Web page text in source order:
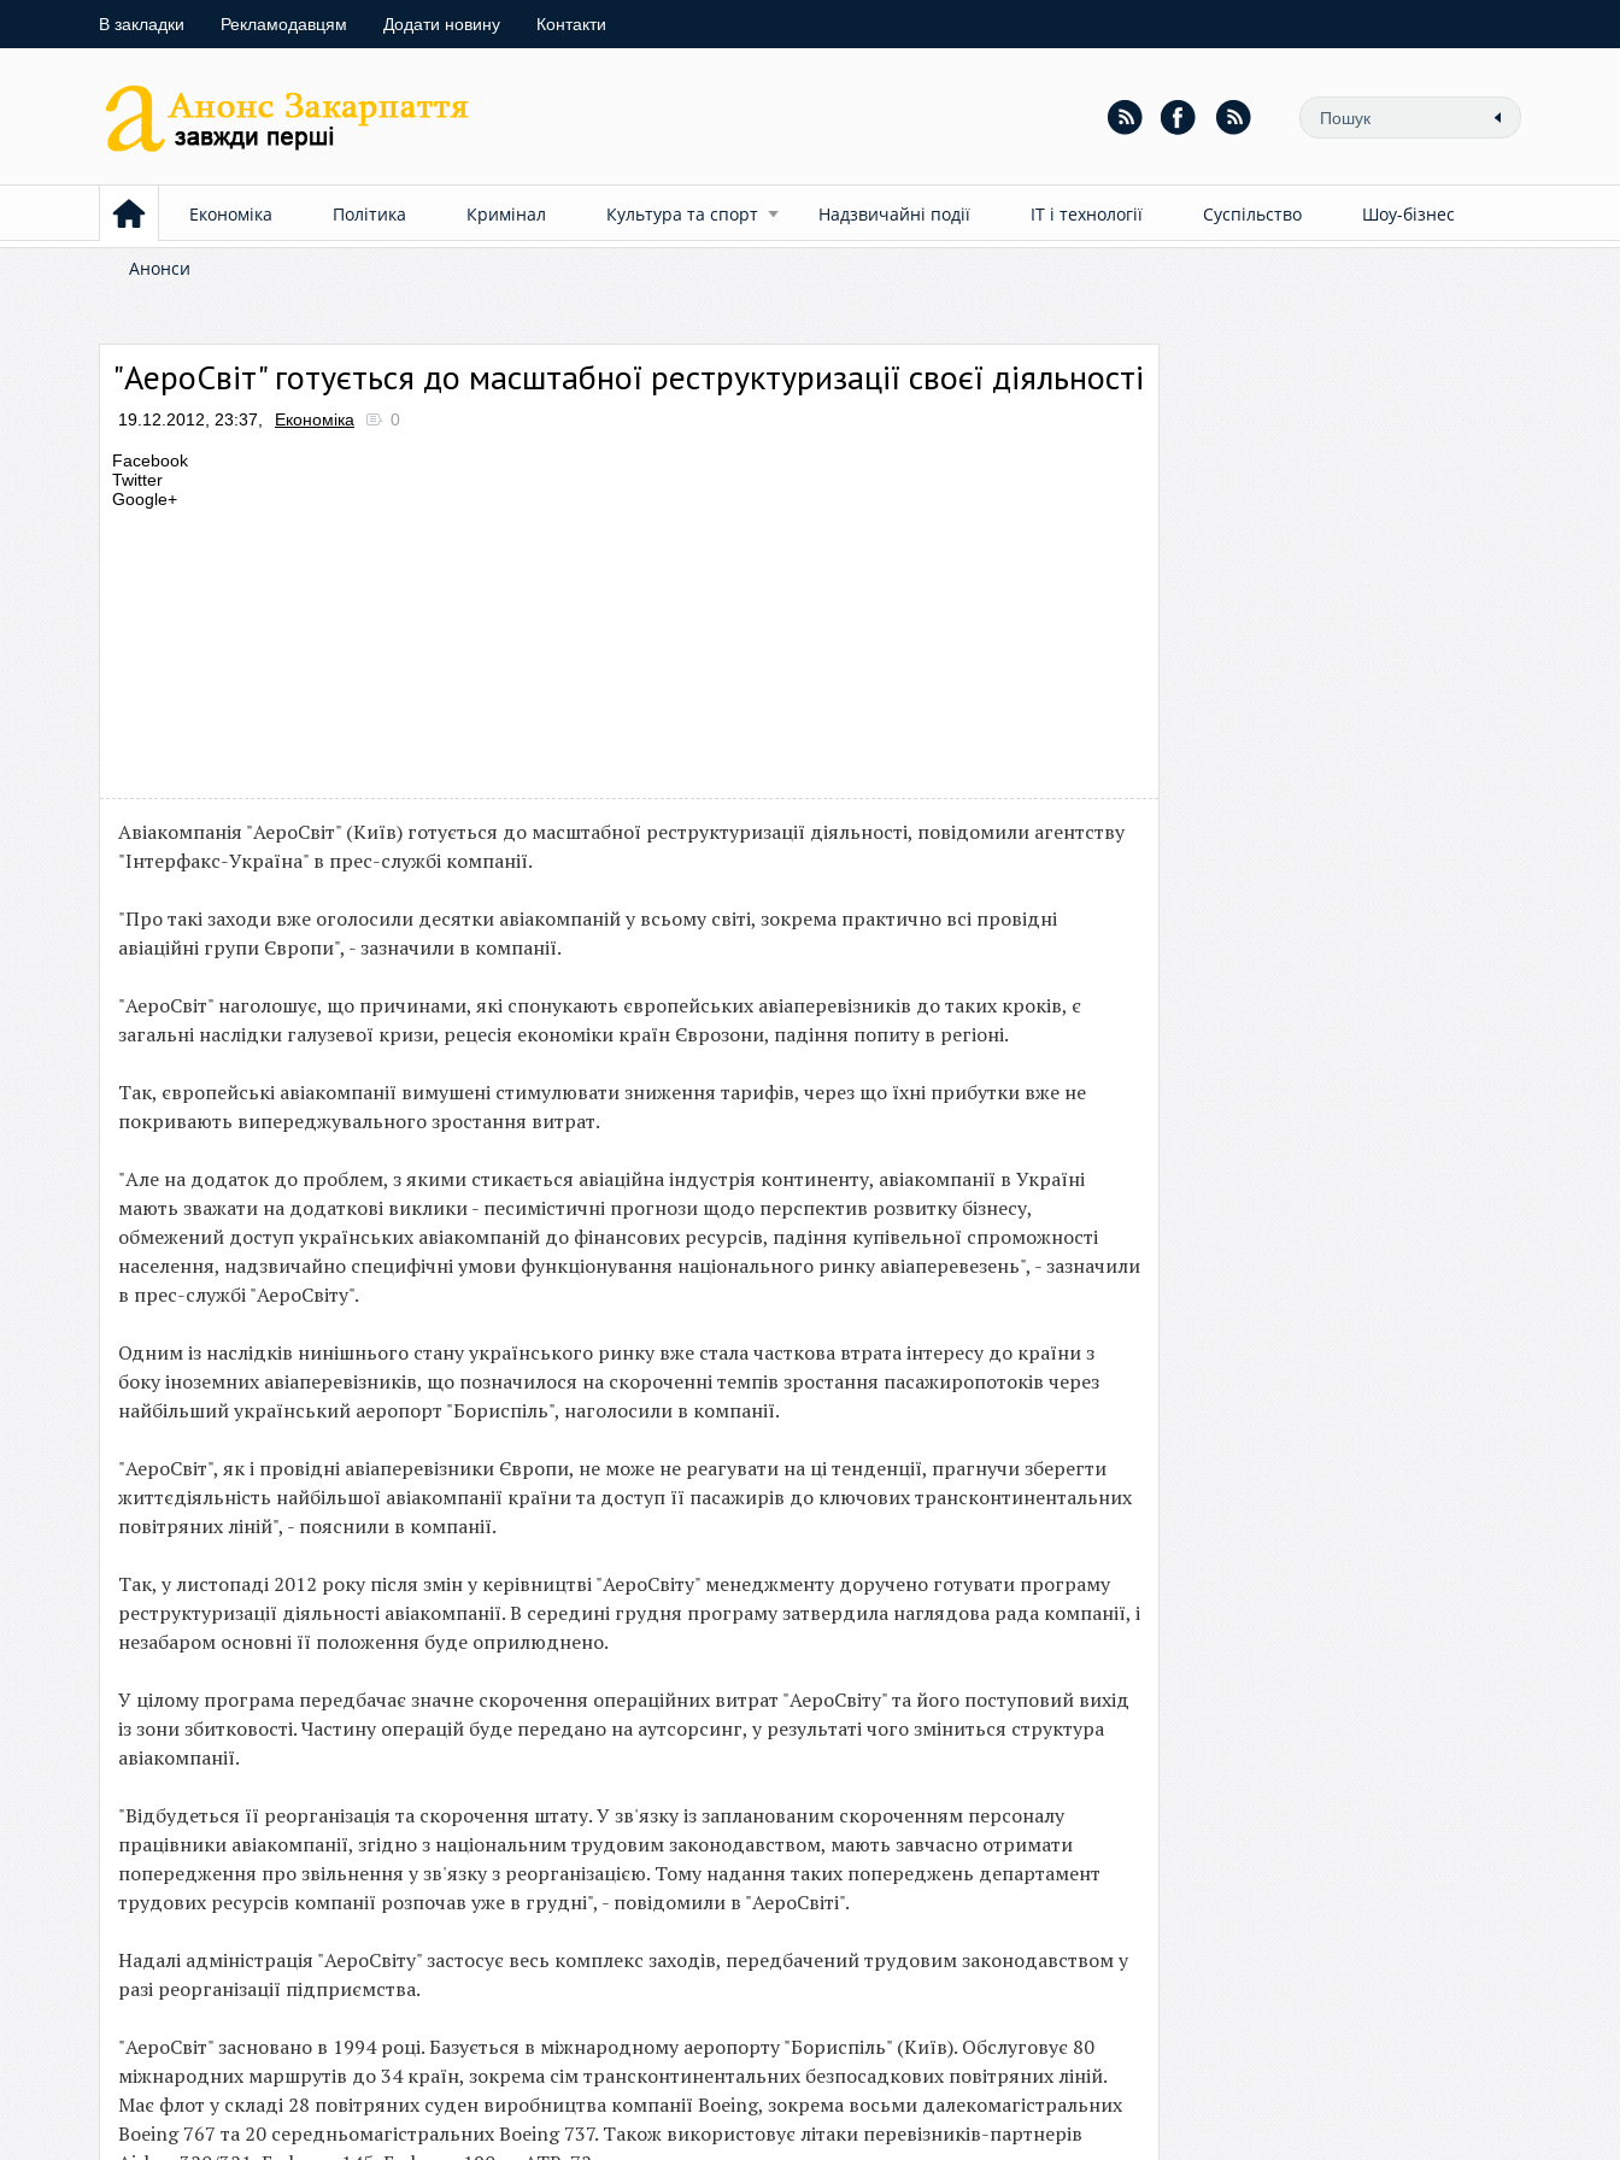
В закладки Рекламодавцям Додати новину Контакти
Економіка Політика Кримінал Культура та спорт Надзвичайні події ІТ і технології Суспільство Шоу-бізнес
Анонси
"АероСвіт" готується до масштабної реструктуризації своєї діяльності
19.12.2012, 23:37, Економіка 0
Facebook
Twitter
Google+
Авіакомпанія "АероСвіт" (Київ) готується до масштабної реструктуризації діяльності, повідомили агентству
"Інтерфакс-Україна" в прес-службі компанії.
"Про такі заходи вже оголосили десятки авіакомпаній у всьому світі, зокрема практично всі провідні
авіаційні групи Європи", - зазначили в компанії.
"АероСвіт" наголошує, що причинами, які спонукають європейських авіаперевізників до таких кроків, є
загальні наслідки галузевої кризи, рецесія економіки країн Єврозони, падіння попиту в регіоні.
Так, європейські авіакомпанії вимушені стимулювати зниження тарифів, через що їхні прибутки вже не
покривають випереджувального зростання витрат.
"Але на додаток до проблем, з якими стикається авіаційна індустрія континенту, авіакомпанії в Україні
мають зважати на додаткові виклики - песимістичні прогнози щодо перспектив розвитку бізнесу,
обмежений доступ українських авіакомпаній до фінансових ресурсів, падіння купівельної спроможності
населення, надзвичайно специфічні умови функціонування національного ринку авіаперевезень", - зазначили
в прес-службі "АероСвіту".
Одним із наслідків нинішнього стану українського ринку вже стала часткова втрата інтересу до країни з
боку іноземних авіаперевізників, що позначилося на скороченні темпів зростання пасажиропотоків через
найбільший український аеропорт "Бориспіль", наголосили в компанії.
"АероСвіт", як і провідні авіаперевізники Європи, не може не реагувати на ці тенденції, прагнучи зберегти
життєдіяльність найбільшої авіакомпанії країни та доступ її пасажирів до ключових трансконтинентальних
повітряних ліній", - пояснили в компанії.
Так, у листопаді 2012 року після змін у керівництві "АероСвіту" менеджменту доручено готувати програму
реструктуризації діяльності авіакомпанії. В середині грудня програму затвердила наглядова рада компанії, і
незабаром основні її положення буде оприлюднено.
У цілому програма передбачає значне скорочення операційних витрат "АероСвіту" та його поступовий вихід
із зони збитковості. Частину операцій буде передано на аутсорсинг, у результаті чого зміниться структура
авіакомпанії.
"Відбудеться її реорганізація та скорочення штату. У зв'язку із запланованим скороченням персоналу
працівники авіакомпанії, згідно з національним трудовим законодавством, мають завчасно отримати
попередження про звільнення у зв'язку з реорганізацією. Тому надання таких попереджень департамент
трудових ресурсів компанії розпочав уже в грудні", - повідомили в "АероСвіті".
Надалі адміністрація "АероСвіту" застосує весь комплекс заходів, передбачений трудовим законодавством у
разі реорганізації підприємства.
"АероСвіт" засновано в 1994 році. Базується в міжнародному аеропорту "Бориспіль" (Київ). Обслуговує 80
міжнародних маршрутів до 34 країн, зокрема сім трансконтинентальних безпосадкових повітряних ліній.
Має флот у складі 28 повітряних суден виробництва компанії Boeing, зокрема восьми далекомагістральних
Boeing 767 та 20 середньомагістральних Boeing 737. Також використовує літаки перевізників-партнерів